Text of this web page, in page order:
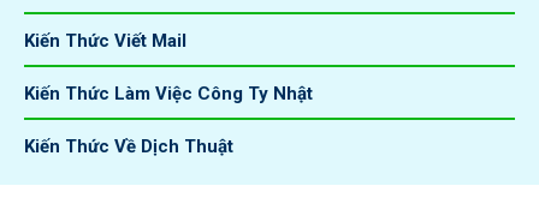
Kiến Thức Viết Mail
Kiến Thức Làm Việc Công Ty Nhật
Kiến Thức Về Dịch Thuật